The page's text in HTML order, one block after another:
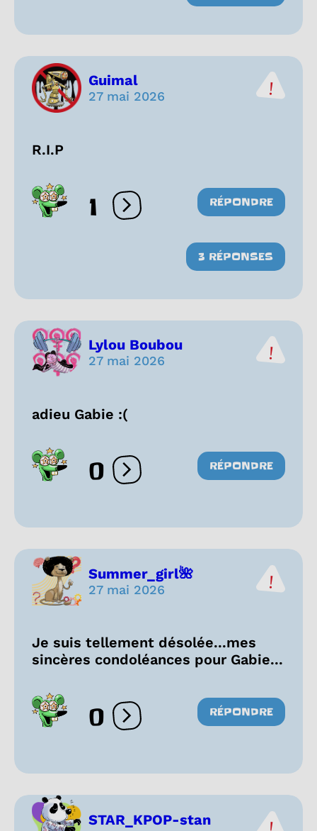
Guimal
27 mai 2026
R.I.P
1 Ouvrir les réactions
RÉPONDRE
3 RÉPONSES
Lylou Boubou
27 mai 2026
adieu Gabie :(
0 Ouvrir les réactions
RÉPONDRE
Summer_girl🌺
27 mai 2026
Je suis tellement désolée...mes
sincères condoléances pour Gabie...
0 Ouvrir les réactions
RÉPONDRE
STAR_KPOP-stan